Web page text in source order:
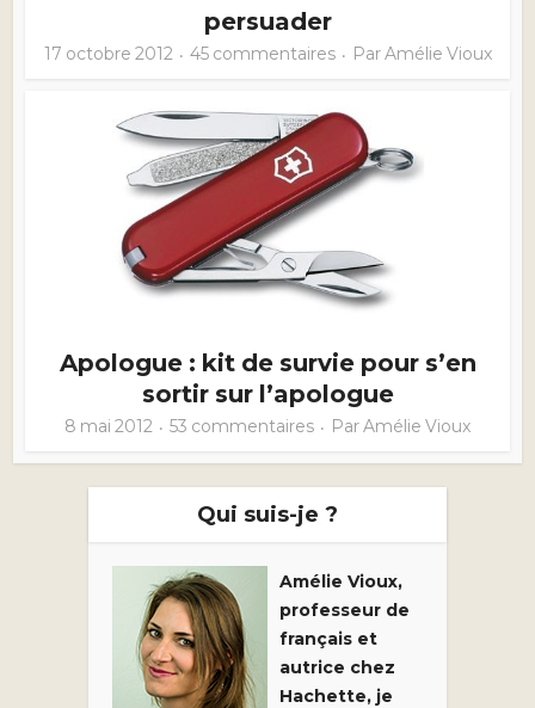
persuader
17 octobre 2012 45 commentaires ParAmélie Vioux
Apologue : kit de survie pour s’en
sortir sur l’apologue
8 mai 2012 53 commentaires ParAmélie Vioux
Qui suis-je ?
Amélie Vioux,
professeur de
français et
autrice chez
Hachette, je